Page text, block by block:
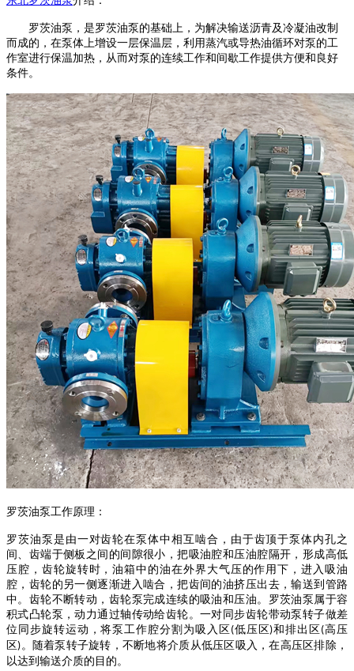
罗茨油泵 ，是罗茨油泵 的基础上，为解决输送沥青及冷凝油改制
而成的，在泵体上增设一层保温层，利用蒸汽或导热油循环对泵的工
作室进行保温加热，从而对泵的连续工作和间歇工作提供方便和良好
条件。
罗茨油泵工作原理：
罗茨油泵 是由一对齿轮在泵体中相互啮合，由于齿顶于泵体内孔之
间、齿端于侧板之间的间隙很小，把吸油腔和压油腔隔开，形成高低
压腔，齿轮旋转时，油箱中的油在外界大气压的作用下，进入吸油
腔，齿轮的另一侧逐渐进入啮合，把齿间的油挤压出去，输送到管路
中。齿轮不断转动，齿轮泵完成连续的吸油和压油。 罗茨油泵 属于容
积式凸轮泵，动力通过轴传动给齿轮。一对同步齿轮带动泵转子做差
位同步旋转运动，将泵工作腔分割为吸入区 (低压区)和排出区 (高压
区)。随着泵转子旋转，不断地将介质从低压区吸入，在高压区排除，
以达到输送介质的目的。